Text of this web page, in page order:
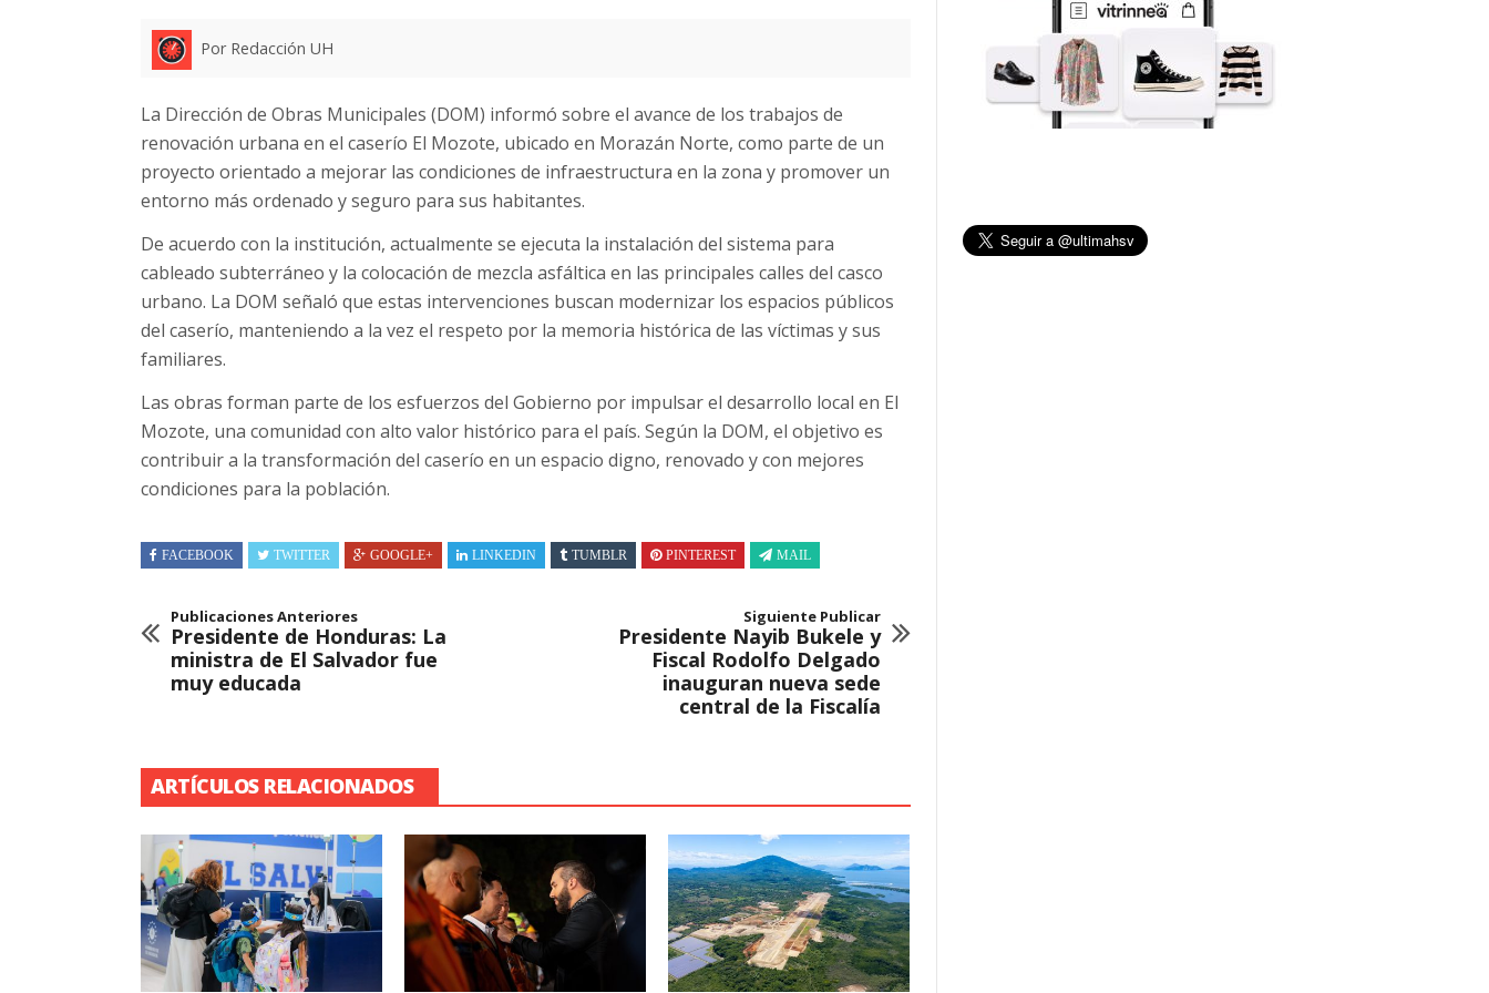
Por Redacción UH
La Dirección de Obras Municipales (DOM) informó sobre el avance de los trabajos de
renovación urbana en el caserío El Mozote, ubicado en Morazán Norte, como parte de un
proyecto orientado a mejorar las condiciones de infraestructura en la zona y promover un
entorno más ordenado y seguro para sus habitantes.
De acuerdo con la institución, actualmente se ejecuta la instalación del sistema para
cableado subterráneo y la colocación de mezcla asfáltica en las principales calles del casco
urbano. La DOM señaló que estas intervenciones buscan modernizar los espacios públicos
del caserío, manteniendo a la vez el respeto por la memoria histórica de las víctimas y sus
familiares.
Las obras forman parte de los esfuerzos del Gobierno por impulsar el desarrollo local en El
Mozote, una comunidad con alto valor histórico para el país. Según la DOM, el objetivo es
contribuir a la transformación del caserío en un espacio digno, renovado y con mejores
condiciones para la población.
FACEBOOK TWITTER GOOGLE+ LINKEDIN TUMBLR PINTEREST MAIL
Publicaciones Anteriores
Presidente de Honduras: La
ministra de El Salvador fue
muy educada
Siguiente Publicar
Presidente Nayib Bukele y
Fiscal Rodolfo Delgado
inauguran nueva sede
central de la Fiscalía
ARTÍCULOS RELACIONADOS